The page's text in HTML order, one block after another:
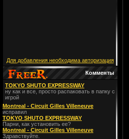
Для добавления необходима авторизация
Комменты
TOKYO SHUTO EXPRESSWAY
ну как и все, просто распаковать в папку с
игрой
Montreal - Circuit Gilles Villeneuve
исправил
TOKYO SHUTO EXPRESSWAY
Парни, как установить ее?
Montreal - Circuit Gilles Villeneuve
Здравствуйте.